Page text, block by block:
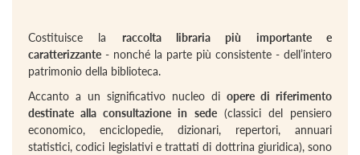
Costituisce la raccolta libraria più importante e
caratterizzante - nonché la parte più consistente - dell’intero
patrimonio della biblioteca.
Accanto a un significativo nucleo di opere di riferimento
destinate alla consultazione in sede(classici del pensiero
economico, enciclopedie, dizionari, repertori, annuari
statistici, codici legislativi e trattati di dottrina giuridica), sono